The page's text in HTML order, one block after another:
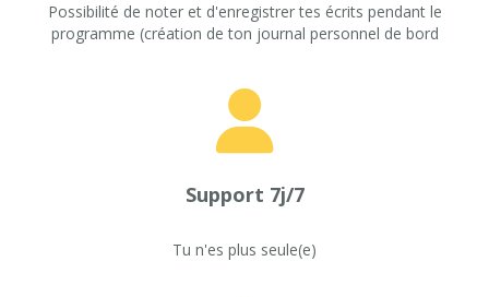
Possibilité de noter et d'enregistrer tes écrits pendant le
programme (création de ton journal personnel de bord
Support 7j/7
Tu n'es plus seule(e)